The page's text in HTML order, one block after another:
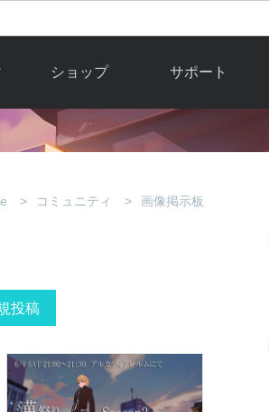
ショップ
Y.Pの購入
アイテムカタロ
サポート
よくある質問
不具合対応状況
コミュニティ 画像掲示板
投稿